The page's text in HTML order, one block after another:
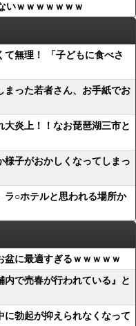
いｗｗｗｗｗｗｗ
て無理！ 「子どもに食べさ
まった若者さん、お手紙でお
大炎上！！なお琵琶湖三市と
様子がおかしくなってしまっ
ラ○ホテルと思われる場所か
盆に最適すぎるｗｗｗｗｗ
で売春が行われている』と
に勃起が抑えられなくなって